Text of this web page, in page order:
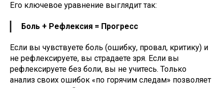
Его ключевое уравнение выглядит так:
Боль + Рефлексия = Прогресс
Если вы чувствуете боль (ошибку, провал, критику) и
не рефлексируете, вы страдаете зря. Если вы
рефлексируете без боли, вы не учитесь. Только
анализ своих ошибок «по горячим следам» позволяет